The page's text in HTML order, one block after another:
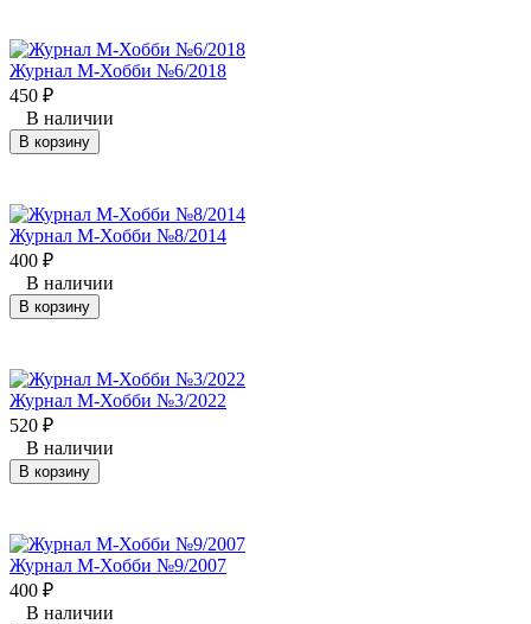
Журнал М-Хобби №6/2018
450 ₽
В наличии
В корзину
Журнал М-Хобби №8/2014
400 ₽
В наличии
В корзину
Журнал М-Хобби №3/2022
520 ₽
В наличии
В корзину
Журнал М-Хобби №9/2007
400 ₽
В наличии